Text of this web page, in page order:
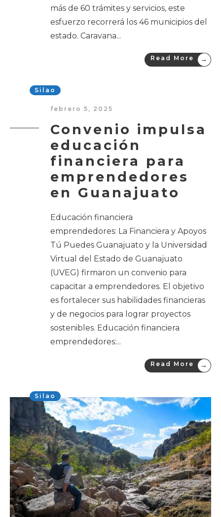
más de 60 trámites y servicios, este
esfuerzo recorrerá los 46 municipios del
estado. Caravana...
Read More →
Silao
febrero 5, 2025
Convenio impulsa
educación
financiera para
emprendedores
en Guanajuato
Educación financiera
emprendedores: La Financiera y Apoyos
Tú Puedes Guanajuato y la Universidad
Virtual del Estado de Guanajuato
(UVEG) firmaron un convenio para
capacitar a emprendedores. El objetivo
es fortalecer sus habilidades financieras
y de negocios para lograr proyectos
sostenibles. Educación financiera
emprendedores:...
Read More →
Silao